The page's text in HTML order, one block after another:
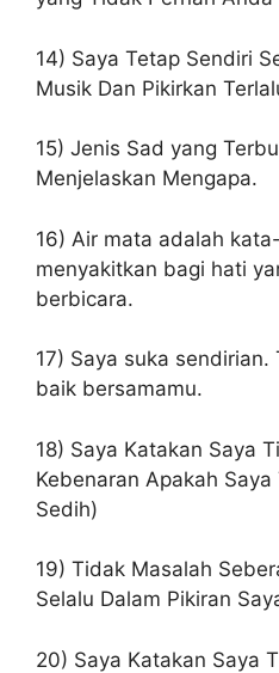
14) Saya Tetap Sendiri
Musik Dan Pikirkan
15) Jenis Sad yang
Menjelaskan Mengapa.
16) Air mata adalah
menyakitkan bagi hati
berbicara.
17) Saya suka sendirian.
baik bersamamu.
18) Saya Katakan Saya
Kebenaran Apakah
Sedih)
19) Tidak Masalah
Selalu Dalam Pikiran
20) Saya Katakan Saya